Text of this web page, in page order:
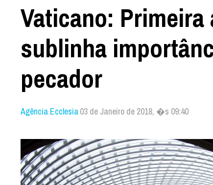
Vaticano:
sublinha
pecador
Agência Ecclesia03 de Janeiro de 2018, �s 09:40